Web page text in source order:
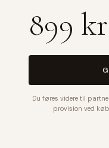
899 kr
Du føres videre til
provision ved